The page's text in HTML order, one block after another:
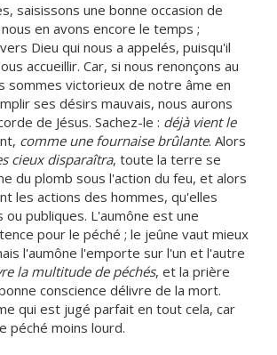
saisissons une bonne occasion de
en avons encore le temps ;
Dieu qui nous a appelés, puisqu'il
accueillir. Car, si nous renonçons au
sommes victorieux de notre âme en
ses désirs mauvais, nous aurons
de Jésus. Sachez-le : déjà vient le
comme une fournaise brûlante. Alors
cieux disparaîtra, toute la terre se
du plomb sous l'action du feu, et alors
les actions des hommes, qu'elles
publiques. L'aumône est une
pour le péché ; le jeûne vaut mieux
l'aumône l'emporte sur l'un et l'autre
la multitude de péchés, et la prière
conscience délivre de la mort.
qui est jugé parfait en tout cela, car
péché moins lourd.